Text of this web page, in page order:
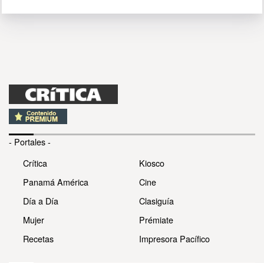
- Portales -
Crítica
Panamá América
Día a Día
Mujer
Recetas
Kiosco
Cine
Clasiguía
Prémiate
Impresora Pacífico